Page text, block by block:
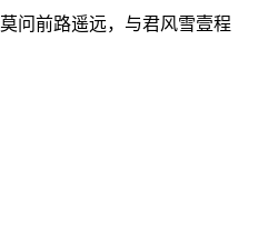
莫问前路遥远，与君风雪壹程